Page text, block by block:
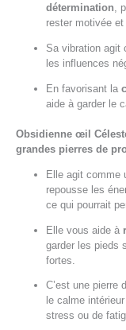
détermination,
rester motivée
Sa vibration agit
les influences
En favorisant la
aide à garder le
Obsidienne œil
grandes pierres de
Elle agit comme
repousse les
ce qui pourrait
Elle vous aide à
garder les pieds
fortes.
C’est une pierre
le calme
stress ou de